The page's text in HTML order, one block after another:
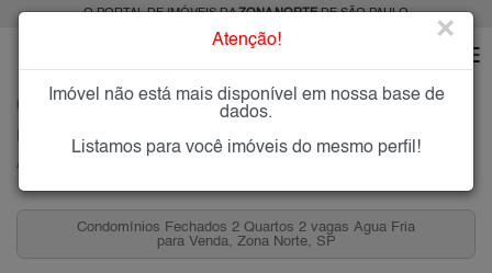
O PORTAL DE IMÓVEIS DAZONA NORTEDE SÃO PAULO
ÁGUA FRIA
Imóveis à Venda na Água Fria, Zona Norte de São Paulo
Água Fria, Zona Norte
Casas 2 Quartos na Água Fria para Venda, Zona Norte,
SP
Atenção! ×
Imóvel não está mais disponível em nossa base de
dados.
Listamos para você imóveis do mesmo perfil!